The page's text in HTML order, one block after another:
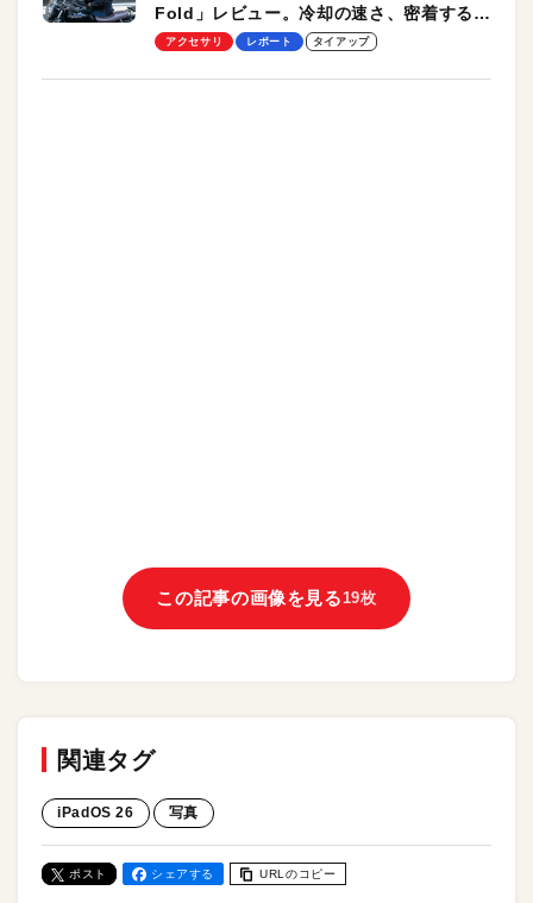
Fold」レビュー。冷却の速さ、密着する冷
却プレート、シンプルな操作性がグッド！
アクセサリ レポート タイアップ
この記事の画像を見る19枚
関連タグ
iPadOS 26 写真
ポスト シェアする URLのコピー